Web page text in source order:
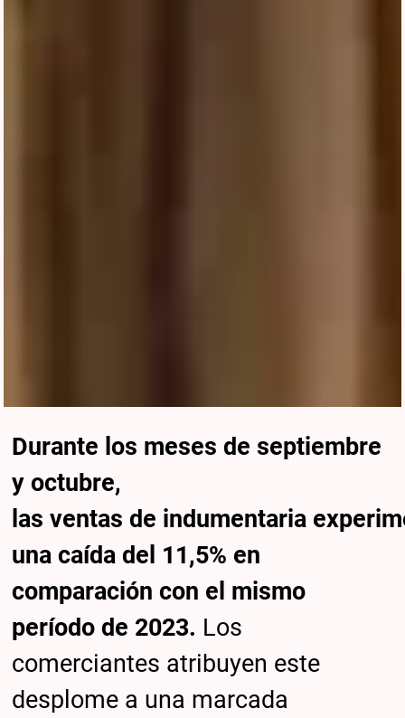
Durante los meses de septiembre
y octubre,
las ventas de indumentaria
una caída del 11,5% en
comparación con el mismo
período de 2023. Los
comerciantes atribuyen este
desplome a una marcada